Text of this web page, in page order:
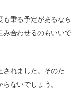
も乗る予定があるなら
み合わせるのもいいで
されました。そのた
ないでしょう。